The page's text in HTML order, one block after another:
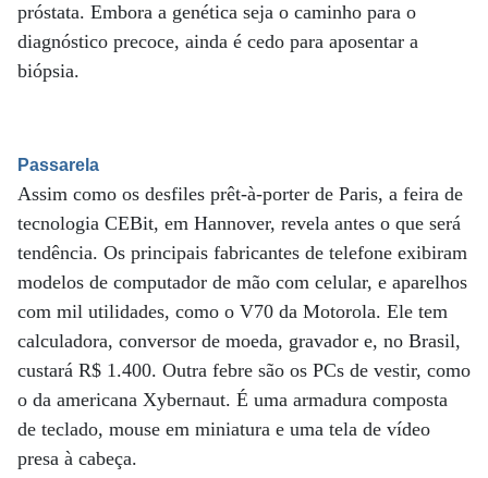
próstata. Embora a genética seja o caminho para o
diagnóstico precoce, ainda é cedo para aposentar a
biópsia.
Passarela
Assim como os desfiles prêt-à-porter de Paris, a feira de
tecnologia CEBit, em Hannover, revela antes o que será
tendência. Os principais fabricantes de telefone exibiram
modelos de computador de mão com celular, e aparelhos
com mil utilidades, como o V70 da Motorola. Ele tem
calculadora, conversor de moeda, gravador e, no Brasil,
custará R$ 1.400. Outra febre são os PCs de vestir, como
o da americana Xybernaut. É uma armadura composta
de teclado, mouse em miniatura e uma tela de vídeo
presa à cabeça.